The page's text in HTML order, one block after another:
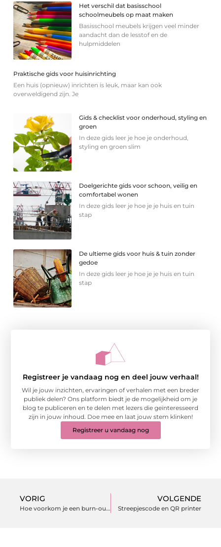
Het verschil dat basisschool
schoolmeubels op maat maken
Basisschool meubels krijgen veel minder
aandacht dan de lesstof en de
hulpmiddelen
Praktische gids voor huisinrichting
Een huis (opnieuw) inrichten is leuk, maar kan ook
overweldigend zijn. Je
Gids & checklist voor onderhoud, styling en
groen
In deze gids leer je hoe je onderhoud,
styling en groen slim
Doelgerichte gids voor schoon, veilig en
comfortabel wonen
In deze gids leer je hoe je je huis en tuin
stap
De ultieme gids voor huis & tuin zonder
gedoe
In deze gids leer je hoe je je huis en tuin
stap
Registreer je vandaag nog en deel jouw verhaal!
Wil je jouw inzichten, ervaringen of verhalen met een breder
publiek delen? Ons platform biedt je de mogelijkheid om je
blog te publiceren en te delen met lezers die geïnteresseerd
zijn in jouw inhoud. Doe mee en laat jouw stem klinken!
Registreer u vandaag nog
VORIG
Hoe voorkom je een burn-out?
VOLGENDE
Streepjescode en QR printer